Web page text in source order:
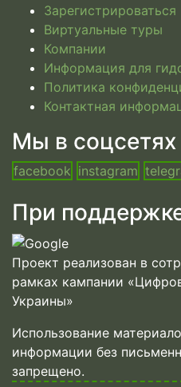
Зарегистрироваться
Виртуальные туры
Компании
Информация для
Политика
Контактная
Мы в соцсетях
facebook instagram
При
Проект реализован в
рамках кампании
Украины»
Использование
информации без
запрещено.